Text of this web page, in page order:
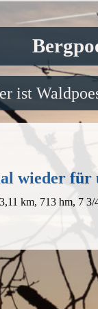
ist
wieder für
km, 713 hm, 7